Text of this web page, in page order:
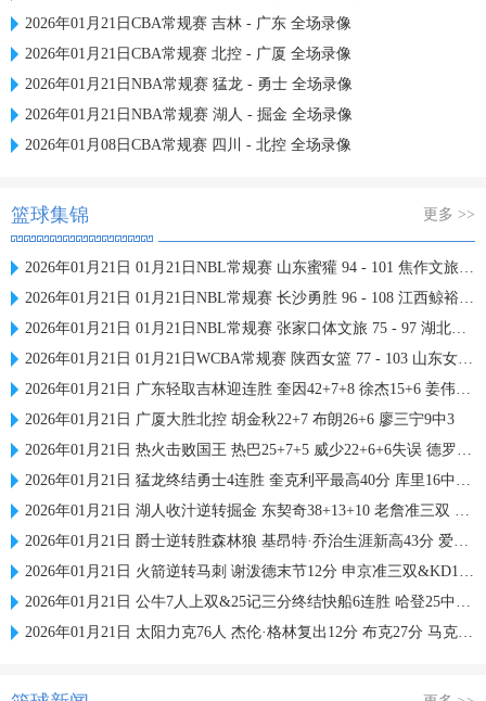
2026年01月21日CBA常规赛 吉林 - 广东 全场录像
2026年01月21日CBA常规赛 北控 - 广厦 全场录像
2026年01月21日NBA常规赛 猛龙 - 勇士 全场录像
2026年01月21日NBA常规赛 湖人 - 掘金 全场录像
2026年01月08日CBA常规赛 四川 - 北控 全场录像
篮球集锦 更多 >>
2026年01月21日 01月21日NBL常规赛 山东蜜獾 94 - 101 焦作文旅 全场集锦
2026年01月21日 01月21日NBL常规赛 长沙勇胜 96 - 108 江西鲸裕清酒 全场集锦
2026年01月21日 01月21日NBL常规赛 张家口体文旅 75 - 97 湖北文旅 全场集锦
2026年01月21日 01月21日WCBA常规赛 陕西女篮 77 - 103 山东女篮 全场集锦
2026年01月21日 广东轻取吉林迎连胜 奎因42+7+8 徐杰15+6 姜伟泽27分
2026年01月21日 广厦大胜北控 胡金秋22+7 布朗26+6 廖三宁9中3
2026年01月21日 热火击败国王 热巴25+7+5 威少22+6+6失误 德罗赞两度引冲突
2026年01月21日 猛龙终结勇士4连胜 奎克利平最高40分 库里16中6 库明加20分
2026年01月21日 湖人收汁逆转掘金 东契奇38+13+10 老詹准三双 穆雷下半场2分
2026年01月21日 爵士逆转胜森林狼 基昂特·乔治生涯新高43分 爱德华兹38+8
2026年01月21日 火箭逆转马刺 谢泼德末节12分 申京准三双&KD18+7 文班21中5
2026年01月21日 公牛7人上双&25记三分终结快船6连胜 哈登25中9 科林斯23分
2026年01月21日 太阳力克76人 杰伦·格林复出12分 布克27分 马克西25中7